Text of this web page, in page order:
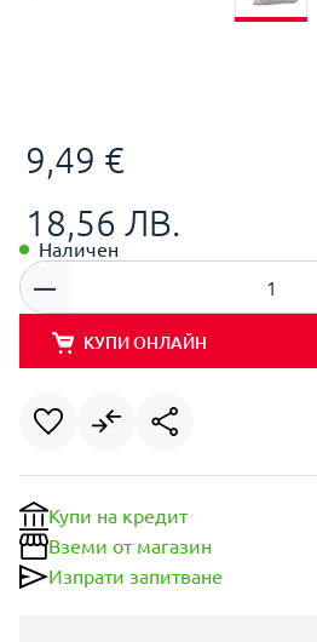
9,49 €
18,56 ЛВ.
Наличен
КУПИ ОНЛАЙН
Купи на кредит
Вземи от магазин
Изпрати запитване